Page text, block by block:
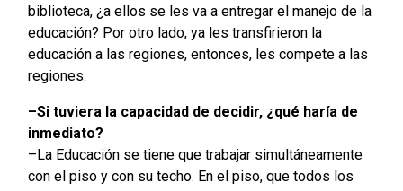
biblioteca, ¿a ellos se les va a entregar el manejo de la
educación? Por otro lado, ya les transfirieron la
educación a las regiones, entonces, les compete a las
regiones.
–Si tuviera la capacidad de decidir, ¿qué haría de
inmediato?
–La Educación se tiene que trabajar simultáneamente
con el piso y con su techo. En el piso, que todos los